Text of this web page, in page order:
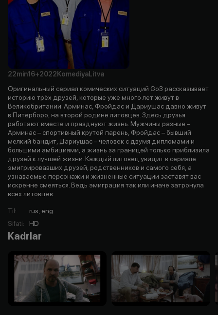
22min16+2022 KomediyaLitva
Оригинальный сериал комических ситуаций Go3 рассказывает
историю трёх друзей, которые уже много лет живут в
Великобритании. Арминас, Фройдас и Дариушас давно живут
в Питерборо, на второй родине литовцев. Здесь друзья
работают вместе и празднуют жизнь. Мужчины разные –
Арминас – спортивный крутой парень, Фройдас – бывший
мелкий бандит, Дариушас – человек с двумя дипломами и
большими амбициями, а жизнь за границей только приблизила
друзей к лучшей жизни. Каждый литовец увидит в сериале
эмигрировавших друзей, родственников и самого себя, а
узнаваемые персонажи и жизненные ситуации заставят вас
искренне смеяться. Ведь эмиграция так или иначе затронула
всех литовцев.
Til:
rus, eng
Sifati: HD
Kadrlar